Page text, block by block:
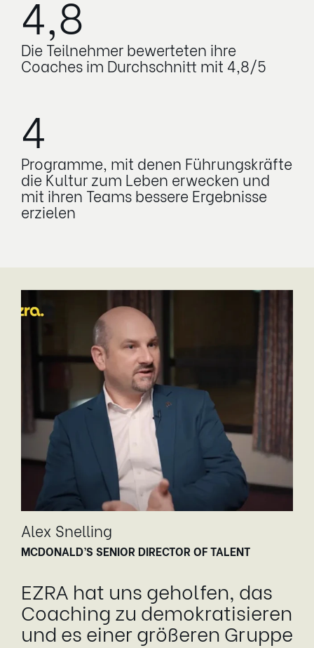
4,8
Die Teilnehmer bewerteten ihre
Coaches im Durchschnitt mit 4,8/5
4
Programme, mit denen Führungskräfte
die Kultur zum Leben erwecken und
mit ihren Teams bessere Ergebnisse
erzielen
Alex Snelling
MCDONALD’S SENIOR DIRECTOR OF TALENT
EZRA hat uns geholfen, das
Coaching zu demokratisieren
und es einer größeren Gruppe